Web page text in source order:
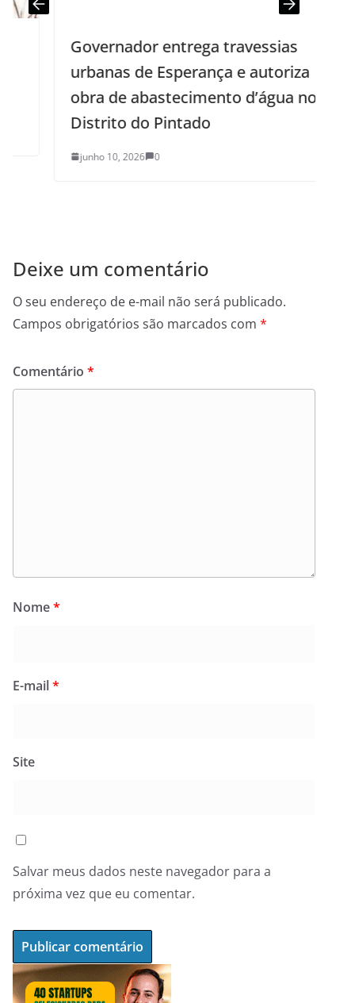
Governador entrega travessias
urbanas de Esperança e autoriza
obra de abastecimento d’água no
Distrito do Pintado
junho 10, 2026 0
Deixe um comentário
O seu endereço de e-mail não será publicado.
Campos obrigatórios são marcados com *
Comentário *
Nome*
E-mail*
Site
Salvar meus dados neste navegador para a
próxima vez que eu comentar.